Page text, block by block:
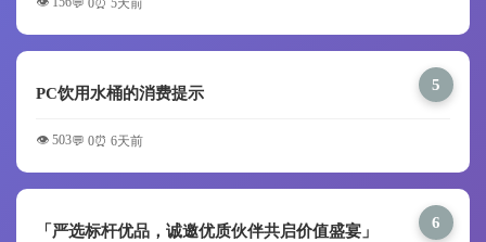
💬 0⏰ 5天前
5
PC饮用水桶的消费提示
👁️ 503💬 0⏰ 6天前
6
「严选标杆优品，诚邀优质伙伴共启价值盛宴」